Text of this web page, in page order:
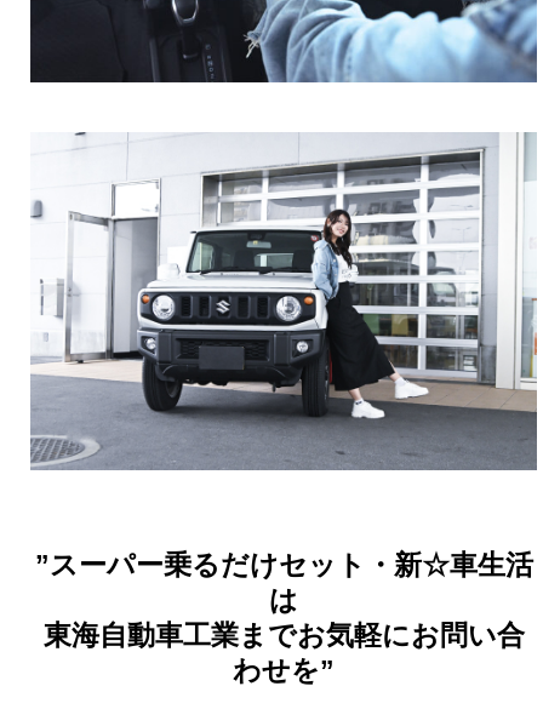
”スーパー乗るだけセット・新☆車生活
は
東海自動車工業までお気軽にお問い合
わせを”